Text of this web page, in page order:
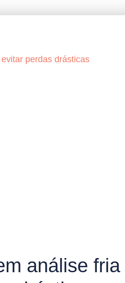
perdas drásticas
análise fria